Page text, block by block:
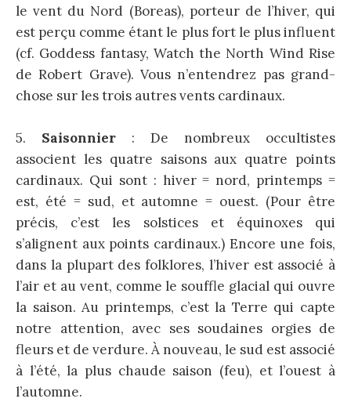
le vent du Nord (Boreas), porteur de l’hiver, qui
est perçu comme étant le plus fort le plus influent
(cf. Goddess fantasy, Watch the North Wind Rise
de Robert Grave). Vous n’entendrez pas grand-
chose sur les trois autres vents cardinaux.
5. Saisonnier : De nombreux occultistes
associent les quatre saisons aux quatre points
cardinaux. Qui sont : hiver = nord, printemps =
est, été = sud, et automne = ouest. (Pour être
précis, c’est les solstices et équinoxes qui
s’alignent aux points cardinaux.) Encore une fois,
dans la plupart des folklores, l’hiver est associé à
l’air et au vent, comme le souffle glacial qui ouvre
la saison. Au printemps, c’est la Terre qui capte
notre attention, avec ses soudaines orgies de
fleurs et de verdure. À nouveau, le sud est associé
à l’été, la plus chaude saison (feu), et l’ouest à
l’automne.